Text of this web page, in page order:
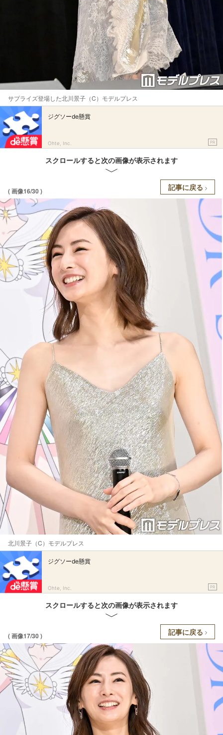
サプライズ登場した北川景子（C）モデルプレス
ジグソーde懸賞
Ohte, Inc. PR
スクロールすると次の画像が表示されます
( 画像16/30 ) 記事に戻る
北川景子（C）モデルプレス
ジグソーde懸賞
Ohte, Inc. PR
スクロールすると次の画像が表示されます
( 画像17/30 ) 記事に戻る